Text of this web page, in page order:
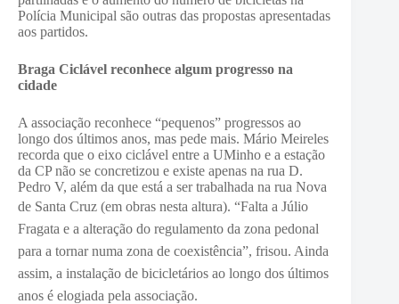
Polícia Municipal são outras das propostas apresentadas
aos partidos.
Braga Ciclável reconhece algum progresso na
cidade
A associação reconhece “pequenos” progressos ao
longo dos últimos anos, mas pede mais. Mário Meireles
recorda que o eixo ciclável entre a UMinho e a estação
da CP não se concretizou e existe apenas na rua D.
Pedro V, além da que está a ser trabalhada na rua Nova
de Santa Cruz (em obras nesta altura). “Falta a Júlio
Fragata e a alteração do regulamento da zona pedonal
para a tornar numa zona de coexistência”, frisou. Ainda
assim, a instalação de bicicletários ao longo dos últimos
anos é elogiada pela associação.